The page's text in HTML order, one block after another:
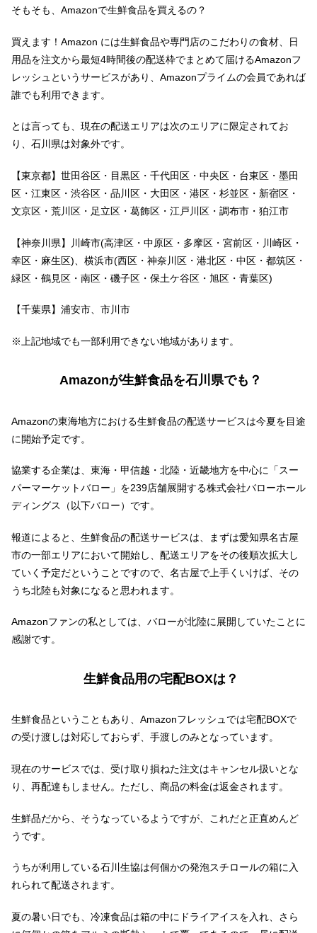
そもそも、Amazonで生鮮食品を買えるの？
買えます！Amazon には生鮮食品や専門店のこだわりの食材、日
用品を注文から最短4時間後の配送枠でまとめて届けるAmazonフ
レッシュというサービスがあり、Amazonプライムの会員であれば
誰でも利用できます。
とは言っても、現在の配送エリアは次のエリアに限定されてお
り、石川県は対象外です。
【東京都】世田谷区・目黒区・千代田区・中央区・台東区・墨田
区・江東区・渋谷区・品川区・大田区・港区・杉並区・新宿区・
文京区・荒川区・足立区・葛飾区・江戸川区・調布市・狛江市
【神奈川県】川崎市(高津区・中原区・多摩区・宮前区・川崎区・
幸区・麻生区)、横浜市(西区・神奈川区・港北区・中区・都筑区・
緑区・鶴見区・南区・磯子区・保土ケ谷区・旭区・青葉区)
【千葉県】浦安市、市川市
※上記地域でも一部利用できない地域があります。
Amazonが生鮮食品を石川県でも？
Amazonの東海地方における生鮮食品の配送サービスは今夏を目途
に開始予定です。
協業する企業は、東海・甲信越・北陸・近畿地方を中心に「スー
パーマーケットバロー」を239店舗展開する株式会社バローホール
ディングス（以下バロー）です。
報道によると、生鮮食品の配送サービスは、まずは愛知県名古屋
市の一部エリアにおいて開始し、配送エリアをその後順次拡大し
ていく予定だということですので、名古屋で上手くいけば、その
うち北陸も対象になると思われます。
Amazonファンの私としては、バローが北陸に展開していたことに
感謝です。
生鮮食品用の宅配BOXは？
生鮮食品ということもあり、Amazonフレッシュでは宅配BOXで
の受け渡しは対応しておらず、手渡しのみとなっています。
現在のサービスでは、受け取り損ねた注文はキャンセル扱いとな
り、再配達もしません。ただし、商品の料金は返金されます。
生鮮品だから、そうなっているようですが、これだと正直めんど
うです。
うちが利用している石川生協は何個かの発泡スチロールの箱に入
れられて配送されます。
夏の暑い日でも、冷凍食品は箱の中にドライアイスを入れ、さら